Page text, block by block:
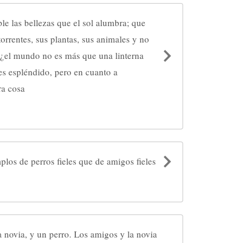
las bellezas que el sol alumbra; que
sus plantas, sus animales y no
mundo no es más que una linterna
espléndido, pero en cuanto a
cosa
de perros fieles que de amigos fieles
novia, y un perro. Los amigos y la novia